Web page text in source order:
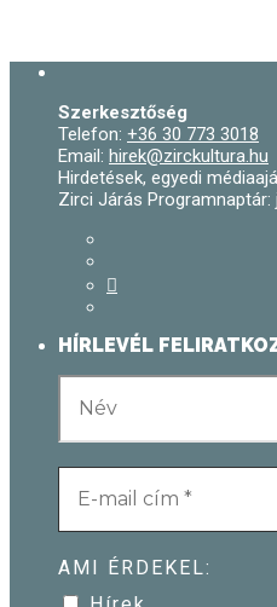
Szerkesztőség
Telefon: +36 30 773 3018
Email: hirek@zirckultura.hu
Hirdetések, egyedi
Zirci Járás Programnaptár:
HÍRLEVÉL
AMI ÉRDEKEL: